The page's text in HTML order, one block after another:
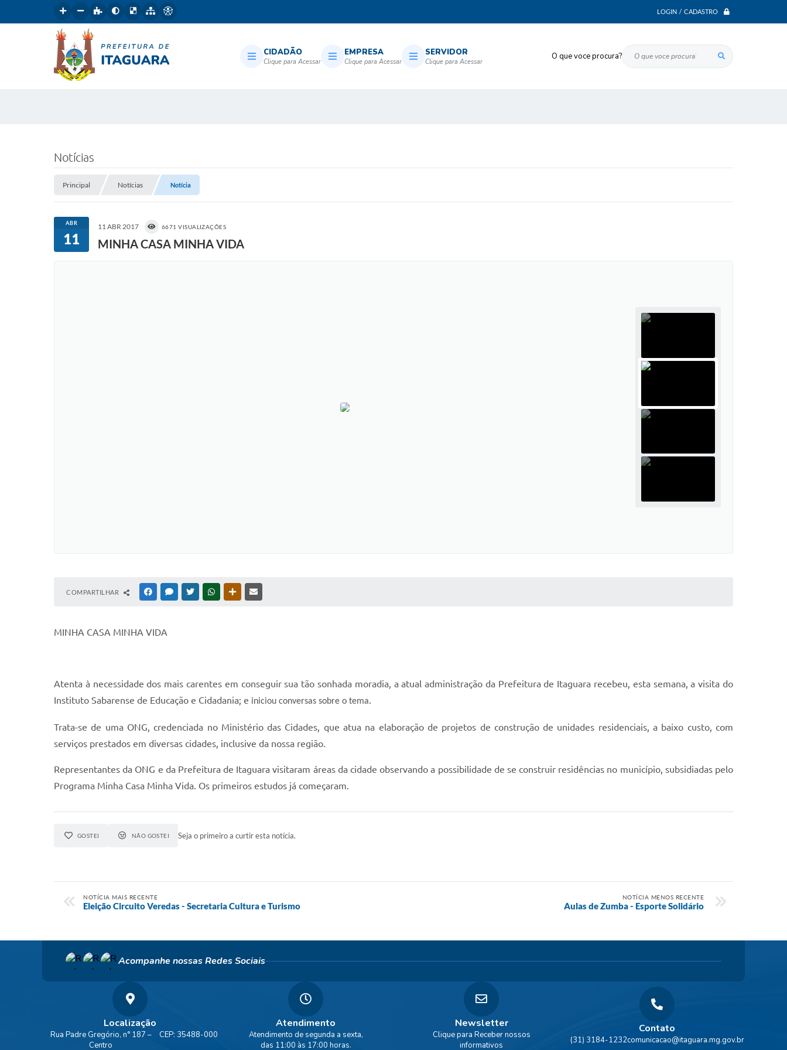
LOGIN / CADASTRO
O que voce procura?
CIDADÃO EMPRESA SERVIDOR
Notícias
Principal Notícias Notícia
ABR
11
11 ABR 2017 6671 VISUALIZAÇÕES
MINHA CASA MINHA VIDA
COMPARTILHAR FACEBOOKMESSENGER
TWITTERWHATSAPPOUTRAS MÍDIAS
MINHA CASA MINHA VIDA
Atenta à necessidade dos mais carentes em conseguir sua tão sonhada moradia, a atual administração da Prefeitura de Itaguara recebeu, esta semana, a visita do
Instituto Sabarense de Educação e Cidadania; e iniciou conversas sobre o tema.
Trata-se de uma ONG, credenciada no Ministério das Cidades, que atua na elaboração de projetos de construção de unidades residenciais, a baixo custo, com
serviços prestados em diversas cidades, inclusive da nossa região.
Representantes da ONG e da Prefeitura de Itaguara visitaram áreas da cidade observando a possibilidade de se construir residências no município, subsidiadas pelo
Programa Minha Casa Minha Vida. Os primeiros estudos já começaram.
GOSTEI NÃO GOSTEI Seja o primeiro a curtir esta notícia.
NOTÍCIA MAIS RECENTE
Eleição Circuito Veredas - Secretaria Cultura e Turismo
NOTÍCIA MENOS RECENTE
Aulas de Zumba - Esporte Solidário
Acompanhe nossas Redes Sociais
Localização
Rua Padre Gregório, n° 187 –
Centro
CEP: 35488-000 Contato
(31) 3184-1232comunicacao@itaguara.mg.gov.br
Atendimento
Atendimento de segunda a sexta,
das 11:00 às 17:00 horas.
Newsletter
Clique para Receber nossos
informativos